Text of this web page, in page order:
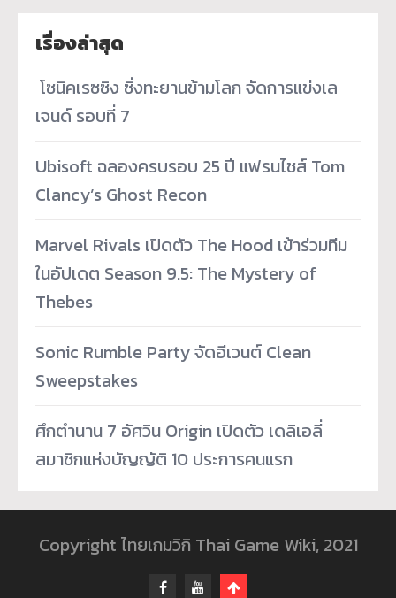
เรื่องล่าสุด
­ โซนิคเรซซิง ซิ่งทะยานข้ามโลก จัดการแข่งเล
เจนด์ รอบที่ 7
Ubisoft ฉลองครบรอบ 25 ปี แฟรนไชส์ Tom
Clancy’s Ghost Recon
Marvel Rivals เปิดตัว The Hood เข้าร่วมทีม
ในอัปเดต Season 9.5: The Mystery of
Thebes
Sonic Rumble Party จัดอีเวนต์ Clean
Sweepstakes
ศึกตำนาน 7 อัศวิน Origin เปิดตัว เดลิเอลี่
สมาชิกแห่งบัญญัติ 10 ประการคนแรก
Copyright ไทยเกมวิกิ Thai Game Wiki, 2021